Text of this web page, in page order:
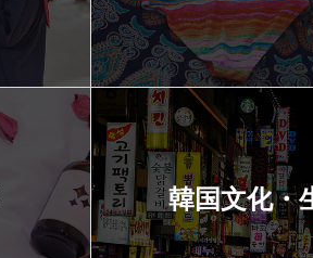
韓国文化・